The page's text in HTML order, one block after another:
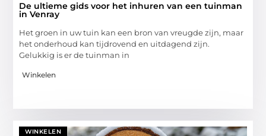
De ultieme gids voor het inhuren van een tuinman
in Venray
Het groen in uw tuin kan een bron van vreugde zijn, maar
het onderhoud kan tijdrovend en uitdagend zijn.
Gelukkig is er de tuinman in
Winkelen
WINKELEN